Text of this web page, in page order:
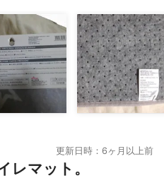
更新日時：6ヶ月以上前
レマット。